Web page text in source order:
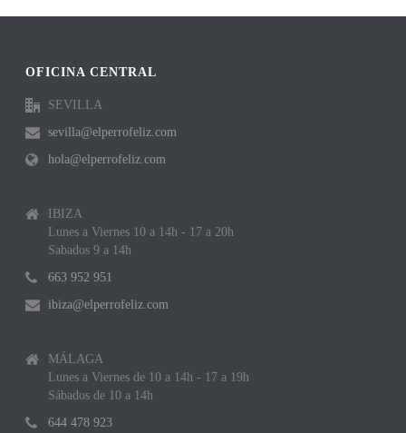
OFICINA CENTRAL
SEVILLA
sevilla@elperrofeliz.com
hola@elperrofeliz.com
IBIZA
Lunes a Viernes 10 a 14h - 17 a 20h
Sabados 9 a 14h
663 952 951
ibiza@elperrofeliz.com
MÁLAGA
Lunes a Viernes de 10 a 14h - 17 a 19h
Sábados de 10 a 14h
644 478 923